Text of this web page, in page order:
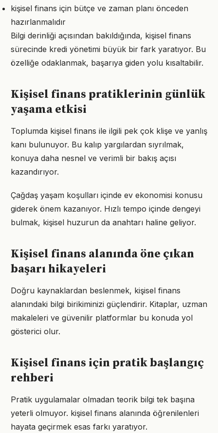
kişisel finans için bütçe ve zaman planı önceden
hazırlanmalıdır
Bilgi derinliği açısından bakıldığında, kişisel finans
sürecinde kredi yönetimi büyük bir fark yaratıyor. Bu
özelliğe odaklanmak, başarıya giden yolu kısaltabilir.
Kişisel finans pratiklerinin günlük
yaşama etkisi
Toplumda kişisel finans ile ilgili pek çok klişe ve yanlış
kanı bulunuyor. Bu kalıp yargılardan sıyrılmak,
konuya daha nesnel ve verimli bir bakış açısı
kazandırıyor.
Çağdaş yaşam koşulları içinde ev ekonomisi konusu
giderek önem kazanıyor. Hızlı tempo içinde dengeyi
bulmak, kişisel huzurun da anahtarı haline geliyor.
Kişisel finans alanında öne çıkan
başarı hikayeleri
Doğru kaynaklardan beslenmek, kişisel finans
alanındaki bilgi birikiminizi güçlendirir. Kitaplar, uzman
makaleleri ve güvenilir platformlar bu konuda yol
gösterici olur.
Kişisel finans için pratik başlangıç
rehberi
Pratik uygulamalar olmadan teorik bilgi tek başına
yeterli olmuyor. kişisel finans alanında öğrenilenleri
hayata geçirmek esas farkı yaratıyor.